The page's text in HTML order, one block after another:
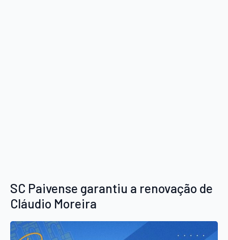
SC Paivense garantiu a renovação de
Cláudio Moreira